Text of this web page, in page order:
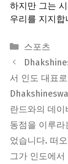
하지만 그는
우리를 지지합
Categories
스포츠
서 인도 대표
란드와의 데
동점을 이루
었습니다. 떠
그가 인도에